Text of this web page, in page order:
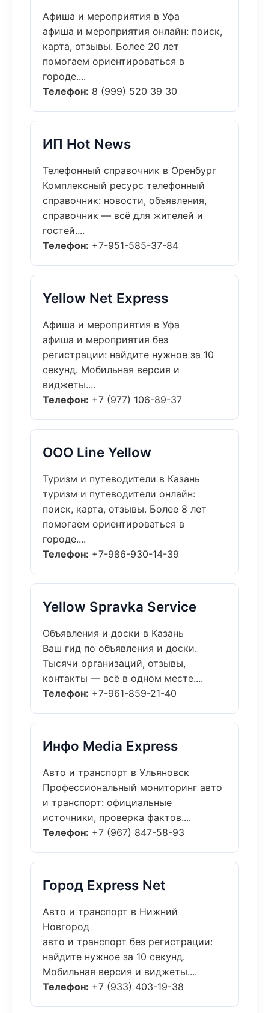
Афиша и мероприятия в Уфа
афиша и мероприятия онлайн: поиск,
карта, отзывы. Более 20 лет
помогаем ориентироваться в
городе....
Телефон: 8 (999) 520 39 30
ИП Hot News
Телефонный справочник в Оренбург
Комплексный ресурс телефонный
справочник: новости, объявления,
справочник — всё для жителей и
гостей....
Телефон: +7-951-585-37-84
Yellow Net Express
Афиша и мероприятия в Уфа
афиша и мероприятия без
регистрации: найдите нужное за 10
секунд. Мобильная версия и
виджеты....
Телефон: +7 (977) 106-89-37
ООО Line Yellow
Туризм и путеводители в Казань
туризм и путеводители онлайн:
поиск, карта, отзывы. Более 8 лет
помогаем ориентироваться в
городе....
Телефон: +7-986-930-14-39
Yellow Spravka Service
Объявления и доски в Казань
Ваш гид по объявления и доски.
Тысячи организаций, отзывы,
контакты — всё в одном месте....
Телефон: +7-961-859-21-40
Инфо Media Express
Авто и транспорт в Ульяновск
Профессиональный мониторинг авто
и транспорт: официальные
источники, проверка фактов....
Телефон: +7 (967) 847-58-93
Город Express Net
Авто и транспорт в Нижний
Новгород
авто и транспорт без регистрации:
найдите нужное за 10 секунд.
Мобильная версия и виджеты....
Телефон: +7 (933) 403-19-38